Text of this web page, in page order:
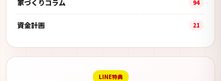
家づくりコラム 94
資金計画 21
LINE特典